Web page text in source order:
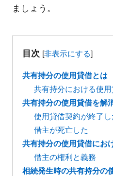
ましょう。
目次 [非表示にする]
共有持分の使用貸借とは
共有持分における使
共有持分の使用貸借を解
使用貸借契約が終了し
借主が死亡した
共有持分の使用貸借にお
借主の権利と義務
相続発生時の共有持分の